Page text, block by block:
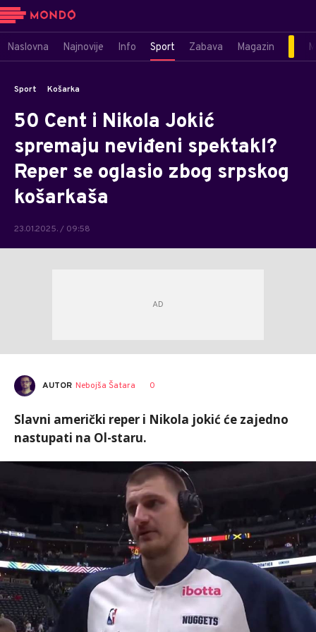
Naslovna Najnovije Info Sport Zabava Magazin
Sport Košarka
50 Cent i Nikola Jokić
spremaju neviđeni spektakl?
Reper se oglasio zbog srpskog
košarkaša
23.01.2025. / 09:58
AUTOR Nebojša Šatara 0
Slavni američki reper i Nikola jokić će zajedno
nastupati na Ol-staru.